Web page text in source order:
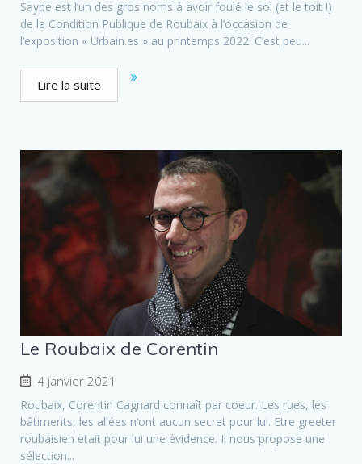
Saype est l’un des gros noms à avoir foulé le sol (et le toit !)
de la Condition Publique de Roubaix à l’occasion de
l’exposition « Urbain.es » au printemps 2022. C’est peu...
Lire la suite
Le Roubaix de Corentin
4 janvier 2021
Roubaix, Corentin Cagnard connaît par coeur. Les rues, les
bâtiments, les allées n’ont aucun secret pour lui. Etre greeter
roubaisien etait pour lui une évidence. Il nous propose une
sélection...